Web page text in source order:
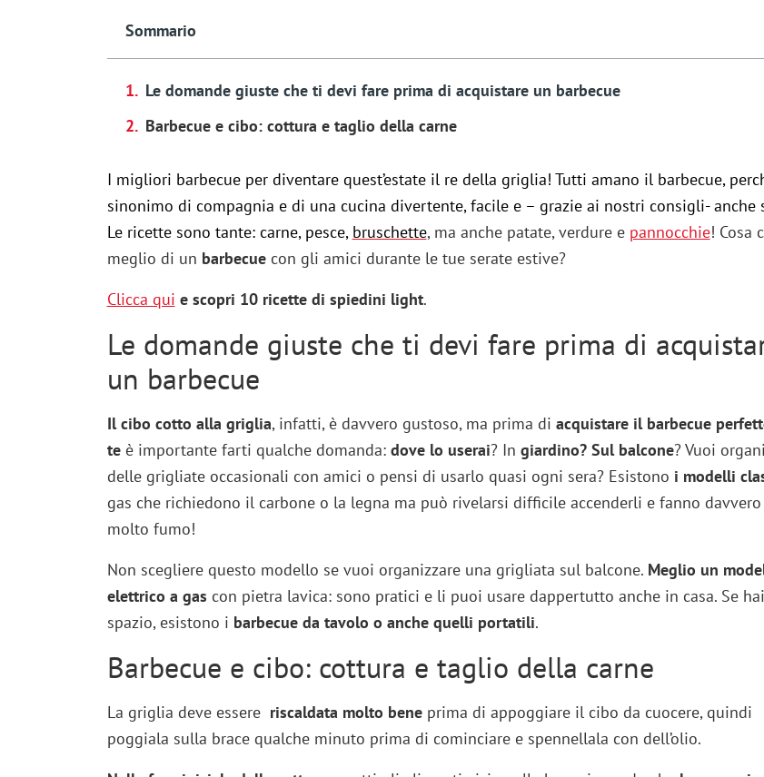
Sommario
Le domande giuste che ti devi fare prima di acquistare un barbecue
Barbecue e cibo: cottura e taglio della carne
I migliori barbecue per diventare quest’estate il re della griglia! Tutti amano il barbecue,
sinonimo di compagnia e di una cucina divertente, facile e – grazie ai nostri consigli- anche
Le ricette sono tante: carne, pesce, bruschette, ma anche patate, verdure e pannocchie! Cosa
meglio di un barbecuecon gli amici durante le tue serate estive?
Clicca qui e scopri 10 ricette di spiedini light.
Le domande giuste che ti devi fare prima di
un barbecue
Il cibo cotto alla griglia, infatti, è davvero gustoso, ma prima di acquistare il barbecue
teè importante farti qualche domanda: dove lo userai? In giardino? Sul balcone? Vuoi
delle grigliate occasionali con amici o pensi di usarlo quasi ogni sera? Esistono i modelli
gas che richiedono il carbone o la legna ma può rivelarsi difficile accenderli e fanno davvero
molto fumo!
Non scegliere questo modello se vuoi organizzare una grigliata sul balcone. Meglio un
elettrico a gas con pietra lavica: sono pratici e li puoi usare dappertutto anche in casa. Se
spazio, esistono i barbecue da tavolo o anche quelli portatili.
Barbecue e cibo: cottura e taglio della carne
La griglia deve essere riscaldata molto beneprima di appoggiare il cibo da cuocere, quindi
poggiala sulla brace qualche minuto prima di cominciare e spennellala con dell’olio.